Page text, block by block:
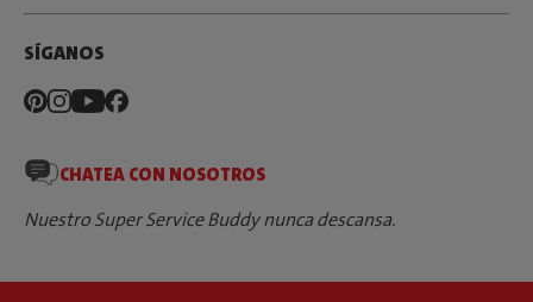
SÍGANOS
CHATEA CON NOSOTROS
Nuestro Super Service Buddy nunca descansa.